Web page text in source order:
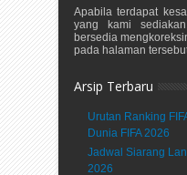
Apabila terdapat
yang kami
bersedia
pada halaman
Arsip Terbaru
Urutan Ranking
Dunia FIFA 2026
Jadwal Siarang
2026